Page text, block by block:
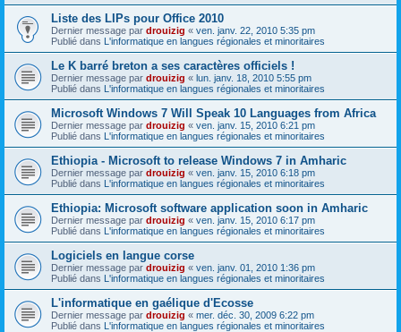
Liste des LIPs pour Office 2010
Dernier message par drouizig « ven. janv. 22, 2010 5:35 pm
Publié dans L'informatique en langues régionales et minoritaires
Le K barré breton a ses caractères officiels !
Dernier message par drouizig « lun. janv. 18, 2010 5:55 pm
Publié dans L'informatique en langues régionales et minoritaires
Microsoft Windows 7 Will Speak 10 Languages from Africa
Dernier message par drouizig « ven. janv. 15, 2010 6:21 pm
Publié dans L'informatique en langues régionales et minoritaires
Ethiopia - Microsoft to release Windows 7 in Amharic
Dernier message par drouizig « ven. janv. 15, 2010 6:18 pm
Publié dans L'informatique en langues régionales et minoritaires
Ethiopia: Microsoft software application soon in Amharic
Dernier message par drouizig « ven. janv. 15, 2010 6:17 pm
Publié dans L'informatique en langues régionales et minoritaires
Logiciels en langue corse
Dernier message par drouizig « ven. janv. 01, 2010 1:36 pm
Publié dans L'informatique en langues régionales et minoritaires
L'informatique en gaélique d'Ecosse
Dernier message par drouizig « mer. déc. 30, 2009 6:22 pm
Publié dans L'informatique en langues régionales et minoritaires